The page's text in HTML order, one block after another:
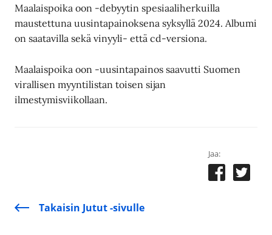
Maalaispoika oon -debyytin spesiaaliherkuilla
maustettuna uusintapainoksena syksyllä 2024. Albumi
on saatavilla sekä vinyyli- että cd-versiona.
Maalaispoika oon -uusintapainos saavutti Suomen
virallisen myyntilistan toisen sijan
ilmestymisviikollaan.
Jaa:
Takaisin Jutut -sivulle